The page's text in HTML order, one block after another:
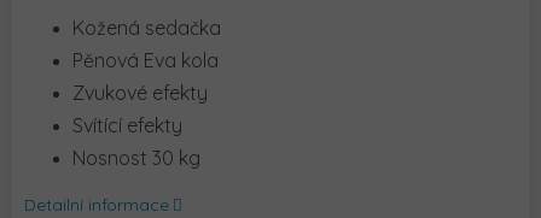
Kožená sedačka
Pěnová Eva kola
Zvukové efekty
Svítící efekty
Nosnost 30 kg
Detailní informace